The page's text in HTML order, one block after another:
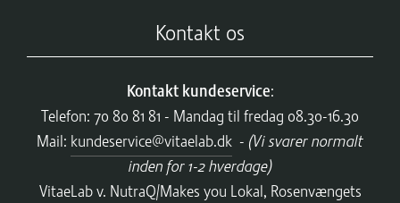
Kontakt os
Kontakt kundeservice:
Telefon: 70 80 81 81 - Mandag til fredag 08.30-16.30
Mail: kundeservice@vitaelab.dk - (Vi svarer normalt
inden for 1-2 hverdage)
VitaeLab v. NutraQ/Makes you Lokal, Rosenvængets